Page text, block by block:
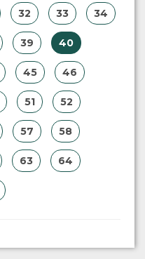
32 33 34
39 40
45 46
51 52
57 58
63 64